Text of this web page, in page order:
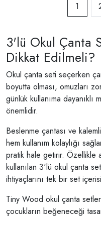
1
3'lü Okul Çanta
Dikkat Edilmeli?
Okul çanta seti seçerken
boyutta olması, omuzları
günlük kullanıma dayanıklı
önemlidir.
Beslenme çantası ve
hem kullanım kolaylığı
pratik hale getirir. Özellikle
kullanılan 3'lü okul çanta
ihtiyaçlarını tek bir set
Tiny Wood okul çanta
çocukların beğeneceği